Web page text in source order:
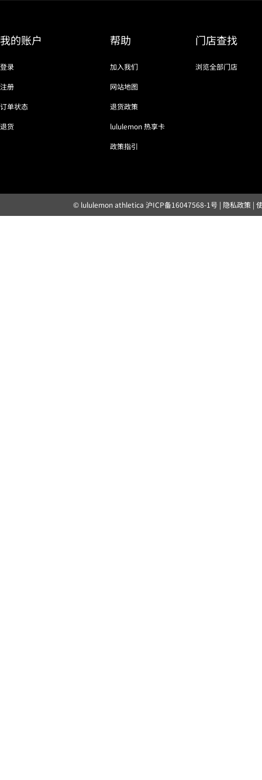
我的账户
登录
注册
订单状态
退货
帮助
加入我们
网站地图
退货政策
lululemon 热享卡
政策指引
门店查找
浏览全部门店
© lululemon athletica 沪ICP备16047568-1号 | 隐私政策|